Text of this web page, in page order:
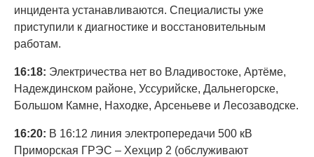
инцидента устанавливаются. Специалисты уже
приступили к диагностике и восстановительным
работам.
16:18: Электричества нет во Владивостоке, Артёме,
Надеждинском районе, Уссурийске, Дальнегорске,
Большом Камне, Находке, Арсеньеве и Лесозаводске.
16:20: В 16:12 линия электропередачи 500 кВ
Приморская ГРЭС – Хехцир 2 (обслуживают